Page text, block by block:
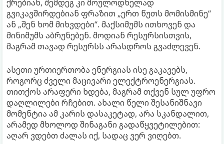
ქრებიან, შემდეგ კი მოულოდნელად
გვიკავშირდებიან ფრაზით „ერთ წუთს მომისმინე“
ან „შენ ხომ მიხვდები“. მაქსიმუმს ითხოვენ და
მინიმუმს აბრუნებენ. მოდიან რესურსისთვის,
მაგრამ თავად რესურსს არასდროს გვაძლევენ.
ასეთი ურთიერთობა ენერგიას ისე გაკავებს,
როგორც ძველი მაცივარი ელექტროენერგიას.
თითქოს არაფერი ხდება, მაგრამ თქვენ სულ უფრო
დაღლილები რჩებით. ახალი წელი შესანიშნავი
მომენტია ამ კარის დასაკეტად, არა სკანდალით,
არამედ მხოლოდ შინაგანი გადაწყვეტილებით:
აღარ ვდებთ ძალას იქ, სადაც ვერ ვიღებთ.